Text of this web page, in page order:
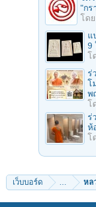
"กร
โดย
แ
9
โ
ร่
โ
พ
โ
ร่
ห้
โ
เว็บบอร์ด หล